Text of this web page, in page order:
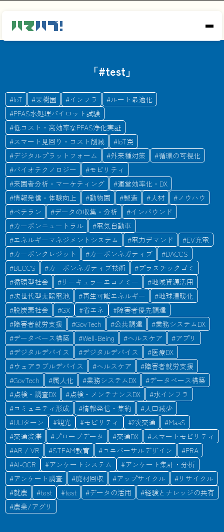
「#test 」
#IoT #果樹園 #インフラ #ルート最適化
#PFAS水処理パイロット試験
#低コスト・高効率なPFAS浄化実証
#スマート見回り・コスト削減 #IoT罠
#デジタルプラットフォーム #外来種対策 #循環の可視化
#バイオテクノロジー #モビリティ
#来園者分析・マーケティング #運営効率化・DX
#情報発信・体験向上 #動物園 #製造 #人材 #ノウハウ
#ベテラン #データの収集・分析 #インバウンド
#カーボンニュートラル #電気自動車
#エネルギーマネジメントシステム #電力デマンド #EV充電
#カーボンクレジット #カーボンネガティブ #DACCS
#BECCS #カーボンネガティブ技術 #プラスチックゴミ
#循環型社会 #サーキュラーエコノミー #地域資源活用
#次世代型太陽電池 #再生可能エネルギー #地球温暖化
#脱炭素社会 #GX #省エネ #障害者優先調達
#障害者就労支援 #GovTech #公共調達 #業務システムDX
#データベース構築 #Well-Being #ヘルスケア #アプリ
#デジタルデバイス #デジタルデバイス #医療DX
#ウェアラブルデバイス #ヘルスケア #障害者就労支援
#GovTech #属人化 #業務システムDX #データベース構築
#点検・調査DX #点検・メンテナンスDX #水インフラ
#コミュニティ形成 #情報発信・集約 #人口減少
#UIJターン #観光 #モビリティ #2次交通 #MaaS
#交通渋滞 #プローブデータ #交通DX #スマートモビリティ
#AR / VR #STEAM教育 #ユニバーサルデザイン #PRA
#AI-OCR #アンケートシステム #アンケート集計・分析
#アンケート調査 #廃材回収 #アップサイクル # リサイクル
#就農 #test #test #データの活用 #経験とナレッジの共有
#農業/アグリ